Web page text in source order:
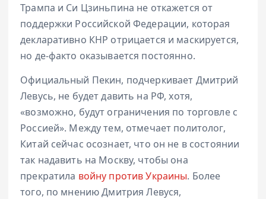
Трампа и Си Цзиньпина не откажется от
поддержки Российской Федерации, которая
декларативно КНР отрицается и маскируется,
но де-факто оказывается постоянно.
Официальный Пекин, подчеркивает Дмитрий
Левусь, не будет давить на РФ, хотя,
«возможно, будут ограничения по торговле с
Россией». Между тем, отмечает политолог,
Китай сейчас осознает, что он не в состоянии
так надавить на Москву, чтобы она
прекратила войну против Украины. Более
того, по мнению Дмитрия Левуся,